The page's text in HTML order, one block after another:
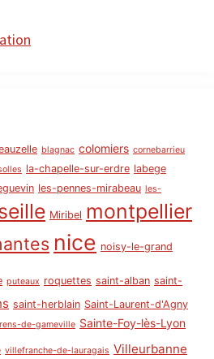
blagnac colomiers cornebarrieu
la-chapelle-sur-erdre labege
les-pennes-mirabeau les-
Miribel montpellier
nice noisy-le-grand
puteaux roquettes saint-alban saint-
saint-herblain Saint-Laurent-d'Agny
de-gameville Sainte-Foy-lès-Lyon
villefranche-de-lauragais Villeurbanne